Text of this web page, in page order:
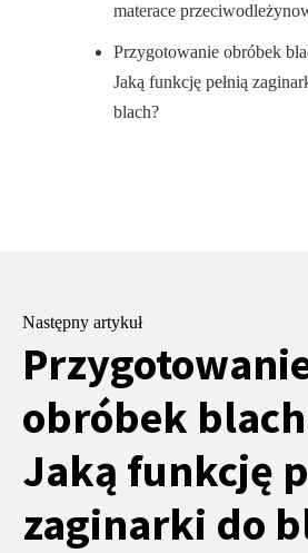
materace
Przygotowanie obróbek
Jaką funkcję pełnią
blach?
Następny artykuł
obróbek
Jaką funkcję
zaginarki do